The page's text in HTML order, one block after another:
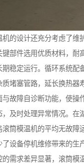
机的设计还充分考虑了维
键部件选用优质材料，耐
期稳定运行。循环系统配
堵塞管路，延长换热器
与故障自诊断功能，使操
，及时处理异常情况。在
滚筒模温机的平均无故障
设备停机维修带来的生
的需求差异显著，滚筒模